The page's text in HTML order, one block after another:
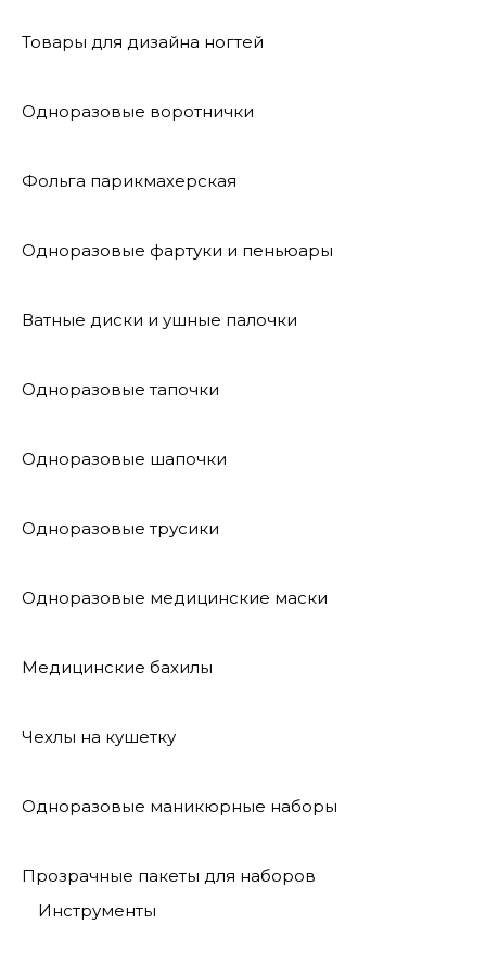
Товары для дизайна ногтей
Одноразовые воротнички
Фольга парикмахерская
Одноразовые фартуки и пеньюары
Ватные диски и ушные палочки
Одноразовые тапочки
Одноразовые шапочки
Одноразовые трусики
Одноразовые медицинские маски
Медицинские бахилы
Чехлы на кушетку
Одноразовые маникюрные наборы
Прозрачные пакеты для наборов
Инструменты